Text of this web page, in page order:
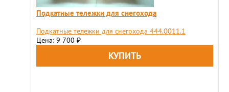
Подкатные тележки для снегохода
Подкатные тележки для снегохода 444.0011.1
Цена: 9 700 ₽